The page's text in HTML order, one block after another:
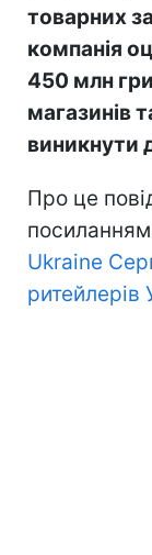
товарних
компанія
450 млн
магазинів
виникнути
Про це
Ukraine
ритейлерів